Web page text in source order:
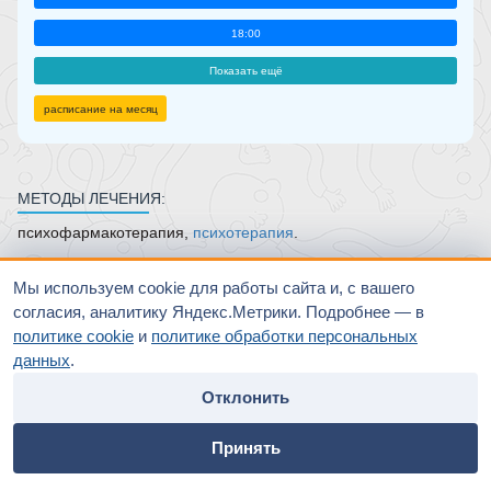
Мы используем cookie для работы сайта и, с вашего
согласия, аналитику Яндекс.Метрики. Подробнее — в
политике cookie и политике обработки персональных
данных.
Отклонить
Принять
18:00
Показать ещё
расписание на месяц
МЕТОДЫ ЛЕЧЕНИЯ:
психофармакотерапия, психотерапия
Лечение расстройств настроения — депрессии различного
происхождения и структуры, неадекватно повышенное
настроение (в том числе с избыточной активностью,
невротические и неврозоподобные состояния (навязчивости,
страхи, раздражительность, утомляемость, шизотипические и
личностные расстройства).